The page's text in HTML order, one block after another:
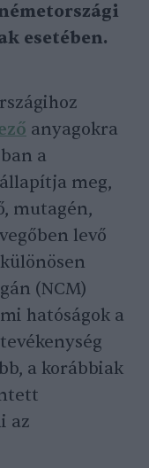
esetében.
anyagokra
a
meg,
mutagén,
levő
(NCM)
hatóságok a
a korábbiak
az